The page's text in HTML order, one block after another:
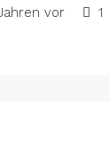
vor 1